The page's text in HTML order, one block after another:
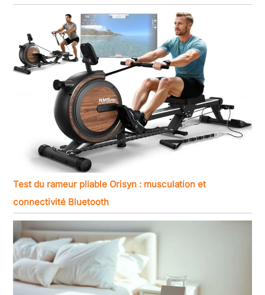
Test du rameur pliable Orisyn : musculation et
connectivité Bluetooth